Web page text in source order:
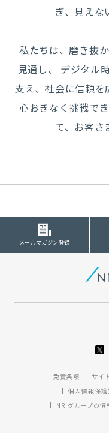
ぎ、 見えな
私たちは、磨き抜
見通し、 デジタル
支え、社会に信頼を
心おきなく挑戦で
て、 お客さ
メールマガジン登録
免責条項 サイ
個人情報保護
NRIグループの